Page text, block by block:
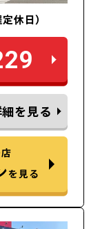
休日）
を見る
を見る